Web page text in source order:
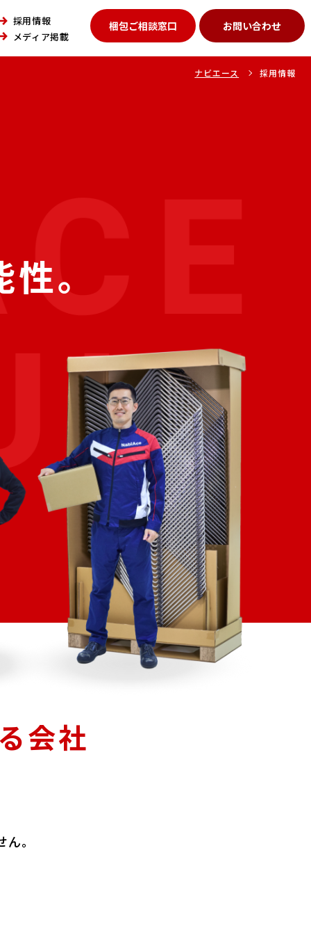
採用情報
メディア掲載
梱包ご相談窓口 お問い合わせ
ナビエース 採用情報
。
会社
。